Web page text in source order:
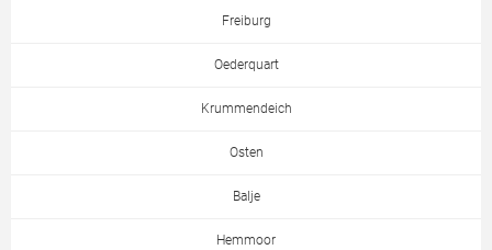
Freiburg
Oederquart
Krummendeich
Osten
Balje
Hemmoor